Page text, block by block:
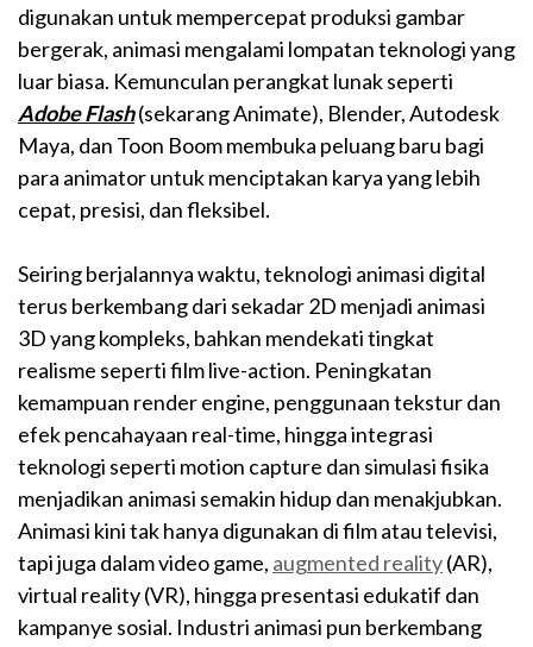
digunakan untuk mempercepat produksi gambar
bergerak, animasi mengalami lompatan teknologi yang
luar biasa. Kemunculan perangkat lunak seperti
Adobe Flash(sekarang Animate), Blender, Autodesk
Maya, dan Toon Boom membuka peluang baru bagi
para animator untuk menciptakan karya yang lebih
cepat, presisi, dan fleksibel.
Seiring berjalannya waktu, teknologi animasi digital
terus berkembang dari sekadar 2D menjadi animasi
3D yang kompleks, bahkan mendekati tingkat
realisme seperti film live-action. Peningkatan
kemampuan render engine, penggunaan tekstur dan
efek pencahayaan real-time, hingga integrasi
teknologi seperti motion capture dan simulasi fisika
menjadikan animasi semakin hidup dan menakjubkan.
Animasi kini tak hanya digunakan di film atau televisi,
tapi juga dalam video game, augmented reality(AR),
virtual reality (VR), hingga presentasi edukatif dan
kampanye sosial. Industri animasi pun berkembang